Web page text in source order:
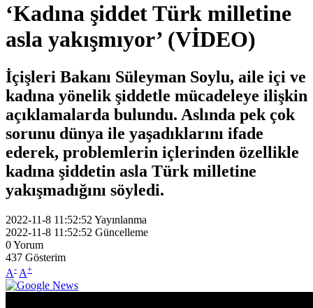
‘Kadına şiddet Türk milletine
asla yakışmıyor’ (VİDEO)
İçişleri Bakanı Süleyman Soylu, aile içi ve
kadına yönelik şiddetle mücadeleye ilişkin
açıklamalarda bulundu. Aslında pek çok
sorunu dünya ile yaşadıklarını ifade
ederek, problemlerin içlerinden özellikle
kadına şiddetin asla Türk milletine
yakışmadığını söyledi.
2022-11-8 11:52:52 Yayınlanma
2022-11-8 11:52:52 Güncelleme
0Yorum
437 Gösterim
A- A+